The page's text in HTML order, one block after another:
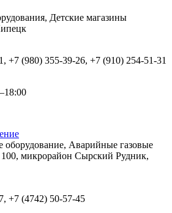
Детские магазины
+7 (980) 355-39-26, +7 (910) 254-51-31
Аварийные газовые
100, микрорайон Сырский Рудник,
+7 (4742) 50-57-45